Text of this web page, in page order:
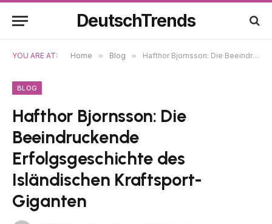
DeutschTrends
YOU ARE AT: Home » Blog » Hafthor Bjornsson: Die Beeindruckende Erfolgsgeschichte des Isländischen Kraftsport-Giganten
BLOG
Hafthor Bjornsson: Die
Beeindruckende
Erfolgsgeschichte des
Isländischen Kraftsport-
Giganten